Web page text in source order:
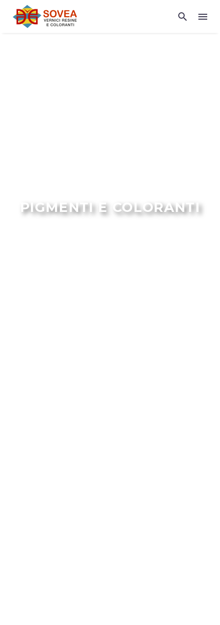
PIGMENTI E COLORANTI